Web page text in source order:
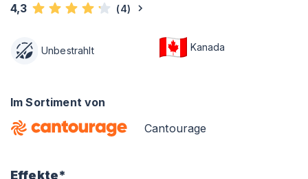
4,3 (4)
Unbestrahlt Kanada
Im Sortiment von
Cantourage
Effekte*